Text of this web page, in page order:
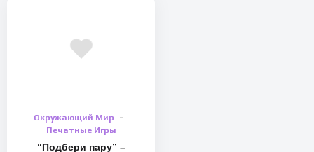
Окружающий Мир
Печатные Игры
“Подбери пару” –